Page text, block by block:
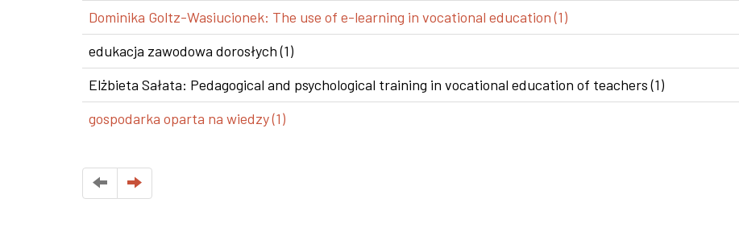
Dominika Goltz-Wasiucionek: The use of e-learning in vocational education (1)
edukacja zawodowa dorosłych (1)
Elżbieta Sałata: Pedagogical and psychological training in vocational education of teachers (1)
gospodarka oparta na wiedzy (1)